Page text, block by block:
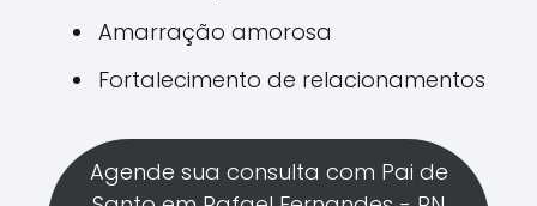
Amarração amorosa
Fortalecimento de relacionamentos
Agende sua consulta com Pai de